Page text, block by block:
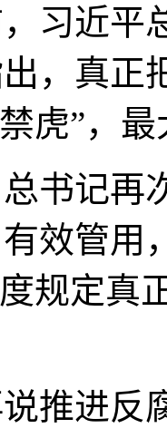
近平总
，真正
虎”，
记再次
效管用
规定真
进反腐